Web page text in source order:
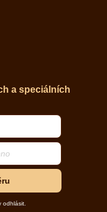
a speciálních
odhlásit.